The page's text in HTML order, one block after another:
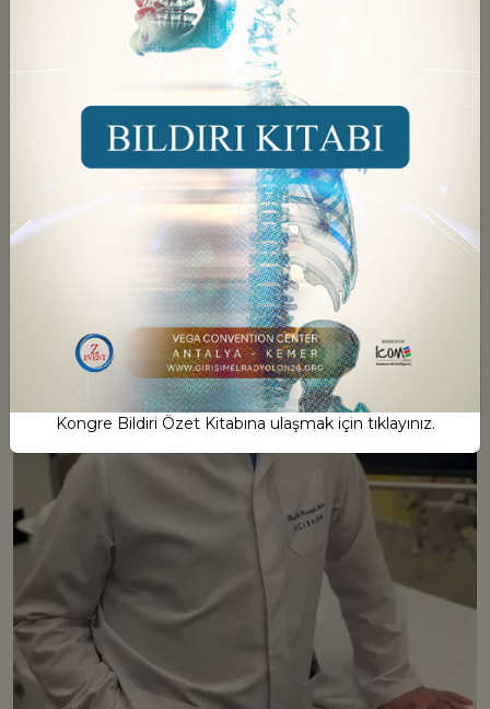
Play
Kongre Bildiri Özet Kitabına ulaşmak için tıklayınız.